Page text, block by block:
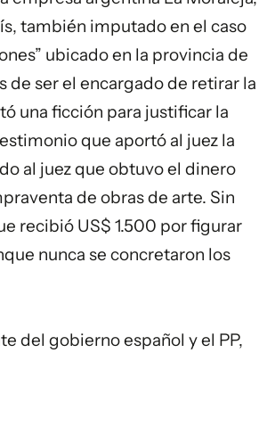
también imputado en el caso
ubicado en la provincia de
de ser el encargado de retirar la
una ficción para justificar la
que aportó al juez la
al juez que obtuvo el dinero
de obras de arte. Sin
recibió US$ 1.500 por figurar
nunca se concretaron los
del gobierno español y el PP,